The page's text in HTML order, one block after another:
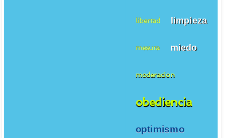
libertad limpieza
mesura miedo
moderacion
obediencia
optimismo